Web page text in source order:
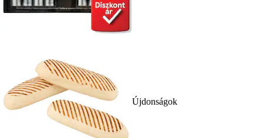
Újdonságok